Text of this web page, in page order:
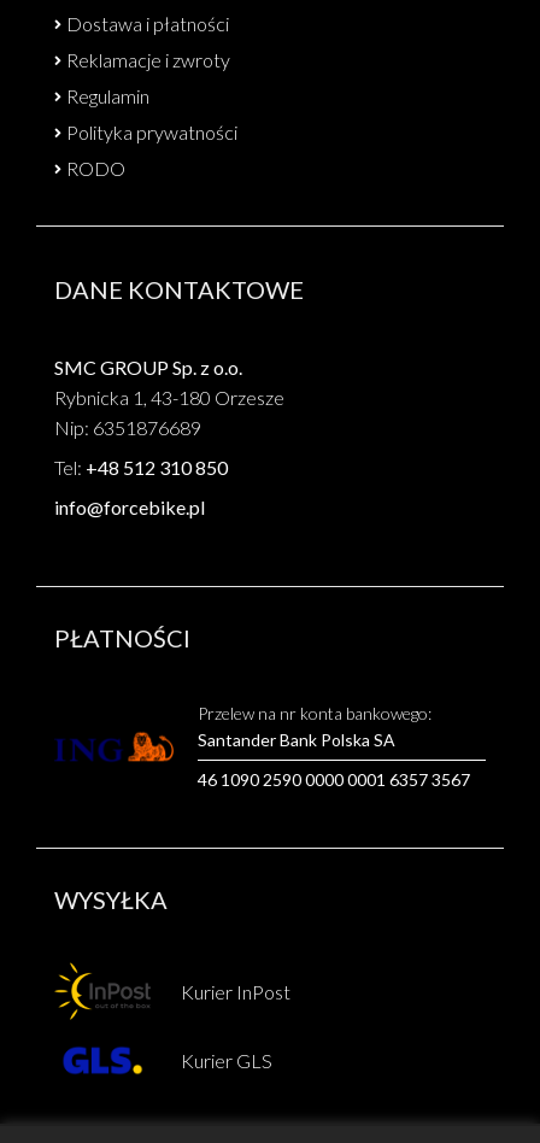
Dostawa i płatności
Reklamacje i zwroty
Regulamin
Polityka prywatności
RODO
DANE KONTAKTOWE
SMC GROUP Sp. z o.o.
Rybnicka 1, 43-180 Orzesze
Nip: 6351876689
Tel: +48 512 310 850
info@forcebike.pl
PŁATNOŚCI
Przelew na nr konta bankowego:
Santander Bank Polska SA
46 1090 2590 0000 0001 6357 3567
WYSYŁKA
Kurier InPost
Kurier GLS